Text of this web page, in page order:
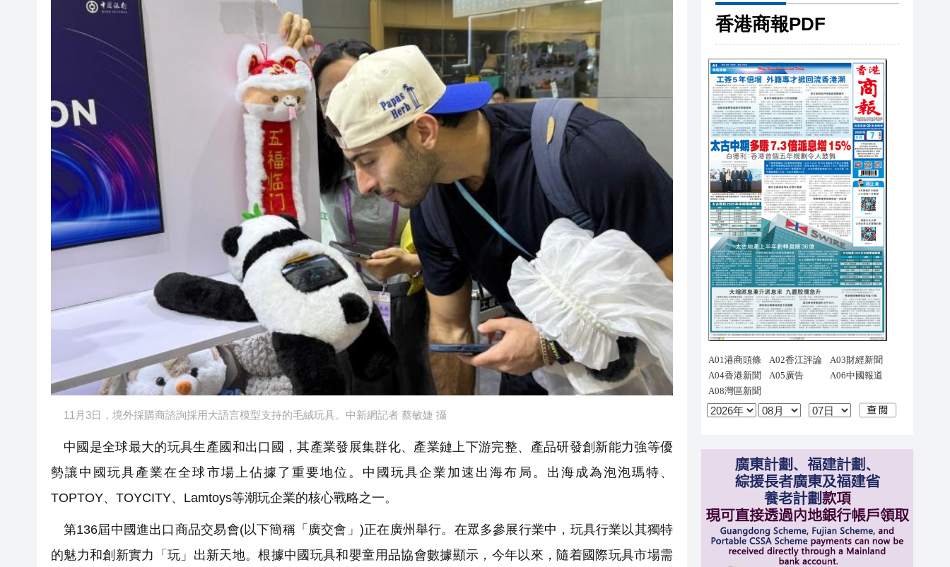
11月3日，境外採購商諮詢採用大語言模型支持的毛絨玩具。中新網記者 蔡敏婕 攝
中國是全球最大的玩具生產國和出口國，其產業發展集群化、產業鏈上下游完整、產品研發創新能力強等優
勢讓中國玩具產業在全球市場上佔據了重要地位。中國玩具企業加速出海布局。出海成為泡泡瑪特、
TOPTOY、TOYCITY、Lamtoys等潮玩企業的核心戰略之一。
第136屆中國進出口商品交易會(以下簡稱「廣交會」)正在廣州舉行。在眾多參展行業中，玩具行業以其獨特
的魅力和創新實力「玩」出新天地。根據中國玩具和嬰童用品協會數據顯示，今年以來，隨着國際玩具市場需
香港商報PDF